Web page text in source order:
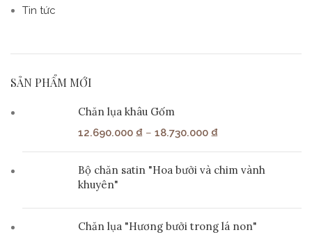
Tin tức
SẢN PHẨM MỚI
Chăn lụa khâu Gốm
12.690.000 ₫ – 18.730.000 ₫
Bộ chăn satin "Hoa bưởi và chim vành
khuyên"
Chăn lụa "Hương bưởi trong lá non"